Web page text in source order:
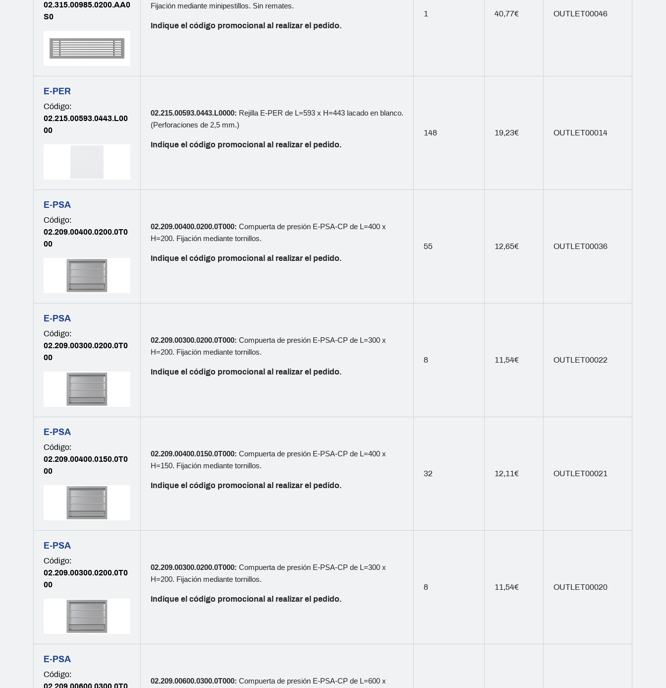
02.315.00985.0200.AA0
S0
Fijación mediante minipestillos. Sin remates.
Indique el código promocional al realizar el pedido.
1 40,77€ OUTLET00046
E-PER
Código:
02.215.00593.0443.L00
00
02.215.00593.0443.L0000: Rejilla E-PER de L=593 x H=443 lacado en blanco.
(Perforaciones de 2,5 mm.)
Indique el código promocional al realizar el pedido.
148 19,23€ OUTLET00014
E-PSA
Código:
02.209.00400.0200.0T0
00
02.209.00400.0200.0T000: Compuerta de presión E-PSA-CP de L=400 x
H=200. Fijación mediante tornillos.
Indique el código promocional al realizar el pedido.
55 12,65€ OUTLET00036
E-PSA
Código:
02.209.00300.0200.0T0
00
02.209.00300.0200.0T000:Compuerta de presión E-PSA-CP de L=300 x
H=200. Fijación mediante tornillos.
Indique el código promocional al realizar el pedido.
8 11,54€ OUTLET00022
E-PSA
Código:
02.209.00400.0150.0T0
00
02.209.00400.0150.0T000:Compuerta de presión E-PSA-CP de L=400 x
H=150. Fijación mediante tornillos.
Indique el código promocional al realizar el pedido.
32 12,11€ OUTLET00021
E-PSA
Código:
02.209.00300.0200.0T0
00
02.209.00300.0200.0T000: Compuerta de presión E-PSA-CP de L=300 x
H=200. Fijación mediante tornillos.
Indique el código promocional al realizar el pedido.
8 11,54€ OUTLET00020
E-PSA
Código:
02.209.00600.0300.0T0
02.209.00600.0300.0T000: Compuerta de presión E-PSA-CP de L=600 x